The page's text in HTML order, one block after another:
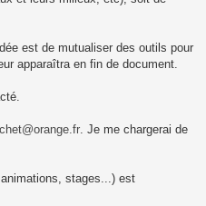
est de mutualiser des outils pour
apparaîtra en fin de document.
. Je me chargerai de
stages...) est